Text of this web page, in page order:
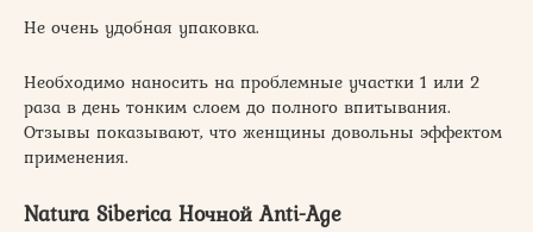
Не очень удобная упаковка.
Необходимо наносить на проблемные участки 1 или 2
раза в день тонким слоем до полного впитывания.
Отзывы показывают, что женщины довольны эффектом
применения.
Natura Siberica Ночной Anti-Age